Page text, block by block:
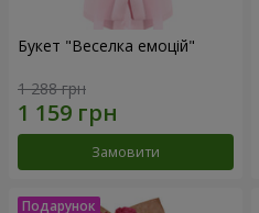
Букет "Веселка емоцій"
1 288 грн
Замовити